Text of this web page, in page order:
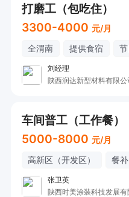
打磨工（包吃住）
3300-4000 元/月
全渭南 提供食宿
刘经理
陕西润达新型材料有限公
车间普工（工作餐）
5000-8000 元/月
高新区（开发区） 餐补
张卫英
陕西时美涂装科技发展有